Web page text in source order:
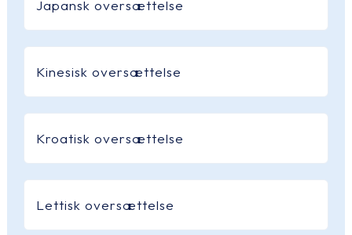
Japansk oversættelse
Kinesisk oversættelse
Kroatisk oversættelse
Lettisk oversættelse